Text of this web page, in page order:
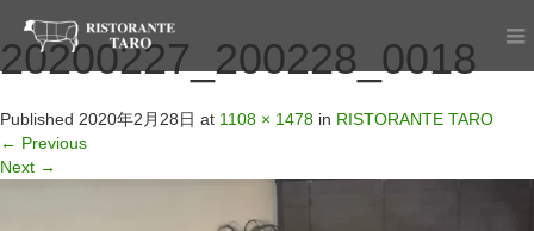
20200227_200228_0018
Published 2020年2月28日 at 1108 × 1478 in RISTORANTE TARO
← Previous
Next →